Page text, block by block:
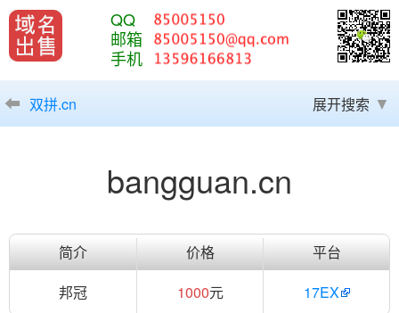
QQ
邮箱
手机
双拼.cn 展开搜索
bangguan.cn
简介 价格
平台
邦冠
1000元 17EX